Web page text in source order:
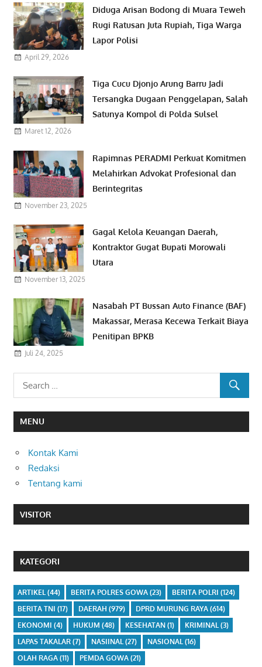
Diduga Arisan Bodong di Muara Teweh
Rugi Ratusan Juta Rupiah, Tiga Warga
Lapor Polisi
April 29, 2026
Tiga Cucu Djonjo Arung Barru Jadi
Tersangka Dugaan Penggelapan, Salah
Satunya Kompol di Polda Sulsel
Maret 12, 2026
Rapimnas PERADMI Perkuat Komitmen
Melahirkan Advokat Profesional dan
Berintegritas
November 23, 2025
Gagal Kelola Keuangan Daerah,
Kontraktor Gugat Bupati Morowali
Utara
November 13, 2025
Nasabah PT Bussan Auto Finance (BAF)
Makassar, Merasa Kecewa Terkait Biaya
Penitipan BPKB
Juli 24, 2025
MENU
Kontak Kami
Redaksi
Tentang kami
VISITOR
KATEGORI
ARTIKEL (44) BERITA POLRES GOWA(23) BERITA POLRI (124)
BERITA TNI (17) DAERAH (979) DPRD MURUNG RAYA(614)
EKONOMI (4) HUKUM (48) KESEHATAN(1) KRIMINAL(3)
LAPAS TAKALAR(7) NASIINAL(27) NASIONAL(16)
OLAH RAGA(11) PEMDA GOWA(21)